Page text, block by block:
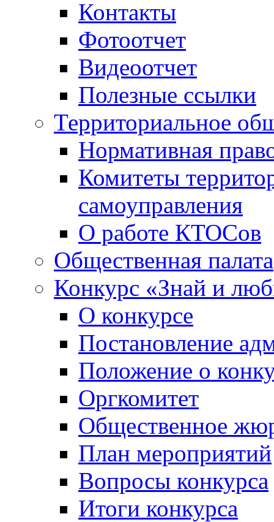
Контакты
Фотоотчет
Видеоотчет
Полезные ссылки
Территориальное
Нормативная
Комитеты
самоуправления
О работе КТОСов
Общественная палата
Конкурс «Знай и
О конкурсе
Постановление
Положение о
Оргкомитет
Общественное
План мероприятий
Вопросы конкурса
Итоги конкурса